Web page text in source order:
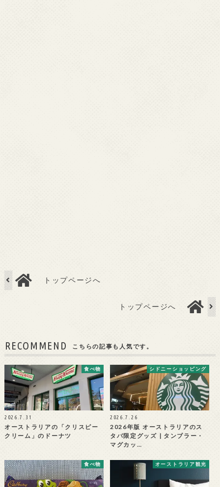
トップページへ
トップページへ
RECOMMEND こちらの記事も人気です。
食べ物
2026.7.31
オーストラリアの「クリスピー
クリーム」のドーナツ
シドニーショッピング
2026.7.26
2026年版 オーストラリアのス
タバ限定グッズ | タンブラー・
マグカッ…
食べ物 オーストラリア観光